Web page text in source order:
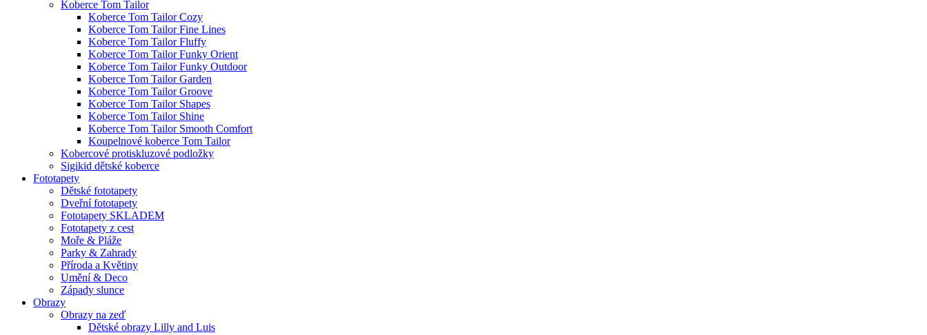
Koberce Tom Tailor
Koberce Tom Tailor Cozy
Koberce Tom Tailor Fine Lines
Koberce Tom Tailor Fluffy
Koberce Tom Tailor Funky Orient
Koberce Tom Tailor Funky Outdoor
Koberce Tom Tailor Garden
Koberce Tom Tailor Groove
Koberce Tom Tailor Shapes
Koberce Tom Tailor Shine
Koberce Tom Tailor Smooth Comfort
Koupelnové koberce Tom Tailor
Kobercové protiskluzové podložky
Sigikid dětské koberce
Fototapety
Dětské fototapety
Dveřní fototapety
Fototapety SKLADEM
Fototapety z cest
Moře & Pláže
Parky & Zahrady
Příroda a Květiny
Umění & Deco
Západy slunce
Obrazy
Obrazy na zeď
Dětské obrazy Lilly and Luis